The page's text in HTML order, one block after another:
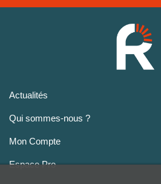
Actualités
Qui sommes-nous ?
Mon Compte
Espace Pro